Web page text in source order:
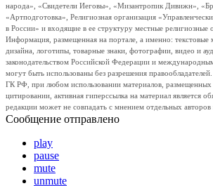
народа», «Свидетели Иеговы», «Мизантропик Дивижн»,
«Артподготовка», Религиозная организация
в России» и входящие в ее структуру местные религиозные
Информация, размещенная на портале, а именно: текстовые
дизайна, логотипы, товарные знаки, фотографии, видео и
законодательством Российской Федерации и
могут быть использованы без разрешения
ГК РФ, при любом использовании материалов, размещенных
цитировании, активная гиперссылка на материал является
редакции может не совпадать с мнением отдельных авторов
Сообщение отправлено
play
pause
mute
unmute